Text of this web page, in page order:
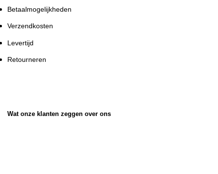
Betaalmogelijkheden
Verzendkosten
Levertijd
Retourneren
Wat onze klanten zeggen over ons